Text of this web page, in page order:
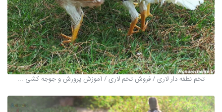
تخم نطفه دار لاری / فروش تخم لاری / آموزش پرورش و جوجه کشی ...